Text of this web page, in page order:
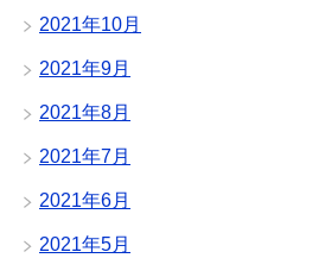
2021年10月
2021年9月
2021年8月
2021年7月
2021年6月
2021年5月